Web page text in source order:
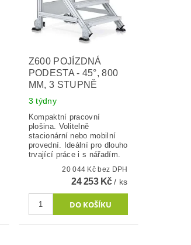
Z600 POJÍZDNÁ
PODESTA - 45°, 800
MM, 3 STUPNĚ
3 týdny
Kompaktní pracovní
plošina. Volitelně
stacionární nebo mobilní
provední. Ideální pro dlouho
trvající práce i s nářadím.
20 044 Kč bez DPH
24 253 Kč/ ks